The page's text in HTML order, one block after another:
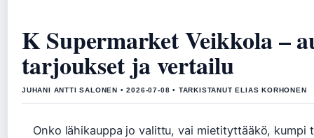
K Supermarket Veikkola –
tarjoukset ja vertailu
JUHANI ANTTI SALONEN • 2026-07-08 • TARKISTANUT ELIAS KORHONEN
Onko lähikauppa jo valittu, vai mietityttääkö, kumpi